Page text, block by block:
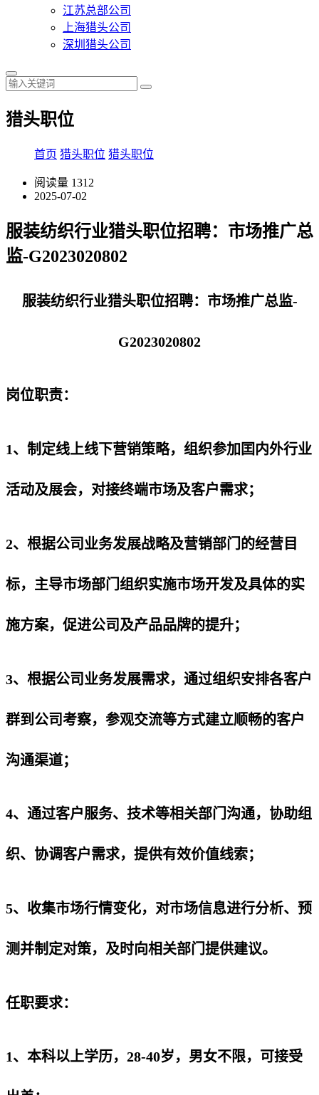
江苏总部公司
上海猎头公司
深圳猎头公司
猎头职位
首页 猎头职位 猎头职位
阅读量 1312
2025-07-02
服装纺织行业猎头职位招聘：市场推广总
监-G2023020802
服装纺织行业猎头职位招聘：市场推广总监-
G2023020802
岗位职责：
1、制定线上线下营销策略，组织参加囯内外行业
活动及展会，对接终端市场及客户需求；
2、根据公司业务发展战略及营销部门的经营目
标，主导市场部门组织实施市场开发及具体的实
施方案，促进公司及产品品牌的提升；
3、根据公司业务发展需求，通过组织安排各客户
群到公司考察，参观交流等方式建立顺畅的客户
沟通渠道；
4、通过客户服务、技术等相关部门沟通，协助组
织、协调客户需求，提供有效价值线索；
5、收集市场行情变化，对市场信息进行分析、预
测并制定对策，及时向相关部门提供建议。
任职要求：
1、本科以上学历，28-40岁，男女不限，可接受